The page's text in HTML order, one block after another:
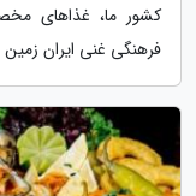
کشور ما، غذاهای
فرهنگی غنی ایران